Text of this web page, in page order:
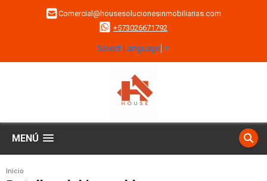
Comercial@housesolucionesinmobiliarias.com
+573026671792
Select Language ▼
MENÚ
Inicio